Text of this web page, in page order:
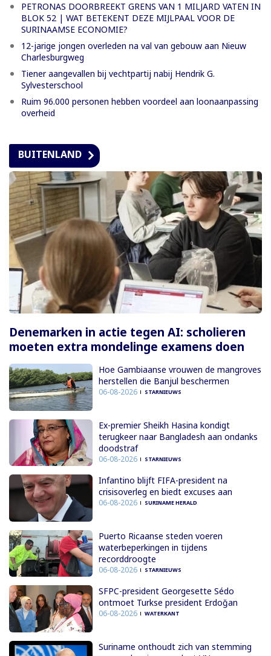
PETRONAS DOORBREEKT GRENS VAN 1 MILJARD VATEN IN
BLOK 52 | WAT BETEKENT DEZE MIJLPAAL VOOR DE
SURINAAMSE ECONOMIE?
12-jarige jongen overleden na val van gebouw aan Nieuw
Charlesburgweg
Tiener aangevallen bij vechtpartij nabij Hendrik G.
Sylvesterschool
Ruim 96.000 personen hebben voordeel aan loonaanpassing
overheid
BUITENLAND
Denemarken in actie tegen AI: scholieren
moeten extra mondelinge examens doen
Hoe Gambiaanse vrouwen de mangroves
herstellen die Banjul beschermen
06-08-2026 STARNIEUWS
Ex-premier Sheikh Hasina kondigt
terugkeer naar Bangladesh aan ondanks
doodstraf
06-08-2026 STARNIEUWS
Infantino blijft FIFA-president na
crisisoverleg en biedt excuses aan
06-08-2026 SURINAME HERALD
Puerto Ricaanse steden voeren
waterbeperkingen in tijdens
recorddroogte
06-08-2026 STARNIEUWS
SFPC-president Georgesette Sédo
ontmoet Turkse president Erdoğan
06-08-2026 WATERKANT
Suriname onthoudt zich van stemming